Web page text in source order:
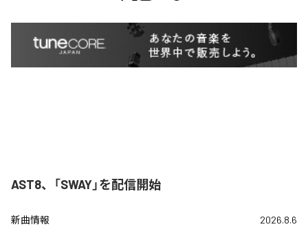
AST8、「SWAY」を配信開始
新曲情報 2026.8.6